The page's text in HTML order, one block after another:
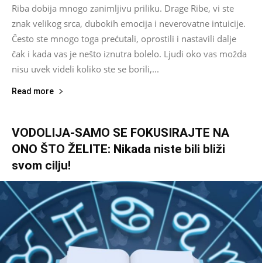
Riba dobija mnogo zanimljivu priliku. Drage Ribe, vi ste
znak velikog srca, dubokih emocija i neverovatne intuicije.
Često ste mnogo toga prećutali, oprostili i nastavili dalje
čak i kada vas je nešto iznutra bolelo. Ljudi oko vas možda
nisu uvek videli koliko ste se borili,...
Read more
VODOLIJA-SAMO SE FOKUSIRAJTE NA
ONO ŠTO ŽELITE: Nikada niste bili bliži
svom cilju!